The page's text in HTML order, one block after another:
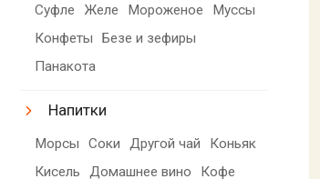
Суфле Желе Мороженое
Муссы
Конфеты
Безе и зефиры
Панакота
Напитки
Морсы Соки Другой чай
Коньяк
Кисель
Домашнее вино
Кофе